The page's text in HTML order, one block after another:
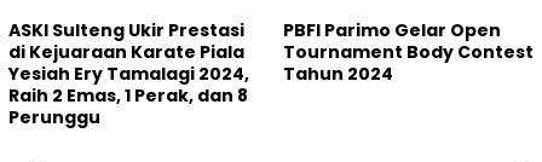
ASKI Sulteng Ukir Prestasi
di Kejuaraan Karate Piala
Yesiah Ery Tamalagi 2024,
Raih 2 Emas, 1 Perak, dan 8
Perunggu
PBFI Parimo Gelar Open
Tournament Body Contest
Tahun 2024